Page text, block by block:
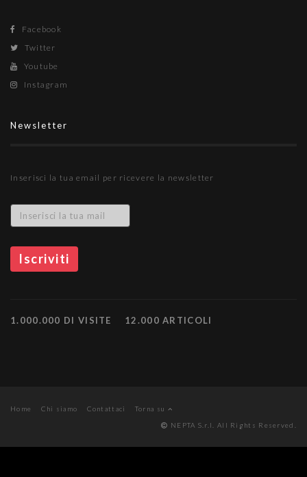
Facebook
Twitter
Youtube
Instagram
Newsletter
Inserisci la tua email per ricevere la newsletter
1.000.000 DI VISITE 12.000 ARTICOLI
Home Chi siamo Contattaci
Torna su
NEPTA S.r.l. All Rights Reserved.